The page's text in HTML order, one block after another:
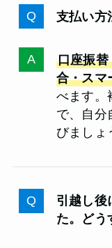
支払い方
口座振
合・スマ
べます。
で、自分
びましょ
引越し後
た。どう